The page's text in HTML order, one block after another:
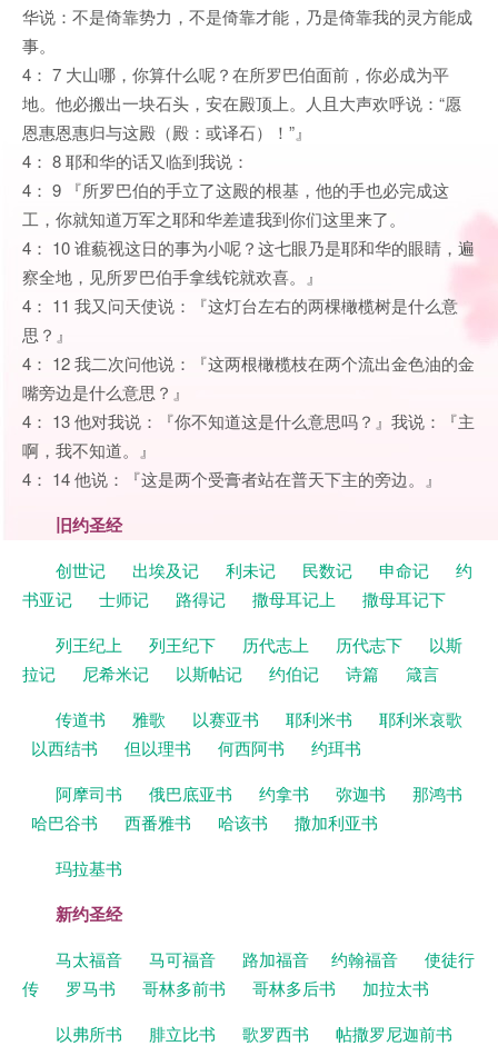
华说：不是倚靠势力，不是倚靠才能，乃是倚靠我的灵方能成
事。
4： 7 大山哪，你算什么呢？在所罗巴伯面前，你必成为平
地。他必搬出一块石头，安在殿顶上。人且大声欢呼说：“愿
恩惠恩惠归与这殿（殿：或译石）！”』
4： 8 耶和华的话又临到我说：
4： 9 『所罗巴伯的手立了这殿的根基，他的手也必完成这
工，你就知道万军之耶和华差遣我到你们这里来了。
4： 10 谁藐视这日的事为小呢？这七眼乃是耶和华的眼睛，遍
察全地，见所罗巴伯手拿线铊就欢喜。』
4： 11 我又问天使说：『这灯台左右的两棵橄榄树是什么意
思？』
4： 12 我二次问他说：『这两根橄榄枝在两个流出金色油的金
嘴旁边是什么意思？』
4： 13 他对我说：『你不知道这是什么意思吗？』我说：『主
啊，我不知道。』
4： 14 他说：『这是两个受膏者站在普天下主的旁边。』
旧约圣经
创世记 出埃及记 利未记 民数记 申命记
约
书亚记
士师记 路得记 撒母耳记上
撒母耳记下
列王纪上
列王纪下 历代志上 历代志下
以斯
拉记
尼希米记 以斯帖记 约伯记 诗篇
箴言
传道书
雅歌 以赛亚书 耶利米书
耶利米哀歌
以西结书
但以理书 何西阿书
约珥书
阿摩司书
俄巴底亚书 约拿书 弥迦书
那鸿书
哈巴谷书
西番雅书 哈该书
撒加利亚书
玛拉基书
新约圣经
马太福音 马可福音 路加福音 约翰福音
使徒行
传
罗马书 哥林多前书 哥林多后书
加拉太书
以弗所书
腓立比书 歌罗西书
帖撒罗尼迦前书